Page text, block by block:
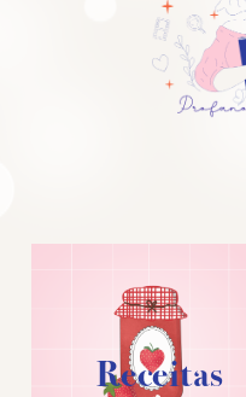
Receitas